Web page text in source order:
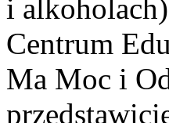
i
Centrum
Ma Moc i